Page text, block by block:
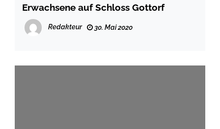
Erwachsene auf Schloss Gottorf
Redakteur 30. Mai 2020